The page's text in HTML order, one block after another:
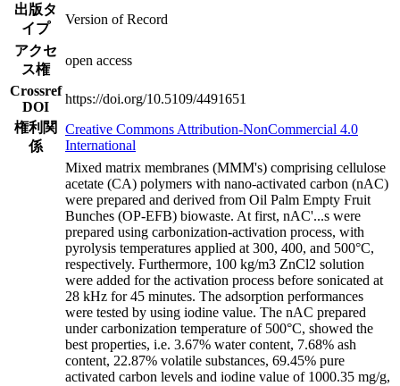
出版タ
イプ
Version of Record
アクセ
ス権
open access
Crossref
DOI
https://doi.org/10.5109/4491651
権利関
係
Creative Commons Attribution-NonCommercial 4.0
International
Mixed matrix membranes (MMM's) comprising cellulose
acetate (CA) polymers with nano-activated carbon (nAC)
were prepared and derived from Oil Palm Empty Fruit
Bunches (OP-EFB) biowaste. At first, nAC'...s were
prepared using carbonization-activation process, with
pyrolysis temperatures applied at 300, 400, and 500°C,
respectively. Furthermore, 100 kg/m3 ZnCl2 solution
were added for the activation process before sonicated at
28 kHz for 45 minutes. The adsorption performances
were tested by using iodine value. The nAC prepared
under carbonization temperature of 500°C, showed the
best properties, i.e. 3.67% water content, 7.68% ash
content, 22.87% volatile substances, 69.45% pure
activated carbon levels and iodine value of 1000.35 mg/g,